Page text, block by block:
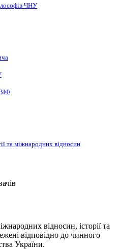
ЧНУ
та міжнародних відносин
відносин, історії та
відповідно до чинного
України.